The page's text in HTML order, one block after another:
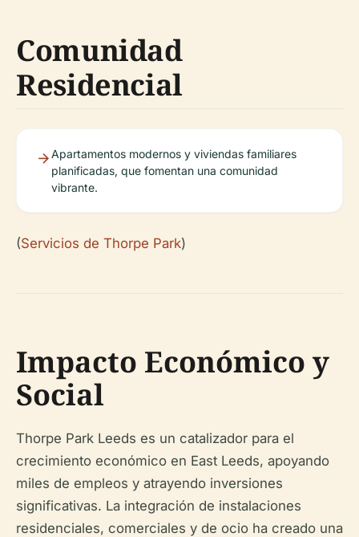
Comunidad
Residencial
Apartamentos modernos y viviendas familiares
planificadas, que fomentan una comunidad
vibrante.
(Servicios de Thorpe Park)
Impacto Económico y
Social
Thorpe Park Leeds es un catalizador para el
crecimiento económico en East Leeds, apoyando
miles de empleos y atrayendo inversiones
significativas. La integración de instalaciones
residenciales, comerciales y de ocio ha creado una